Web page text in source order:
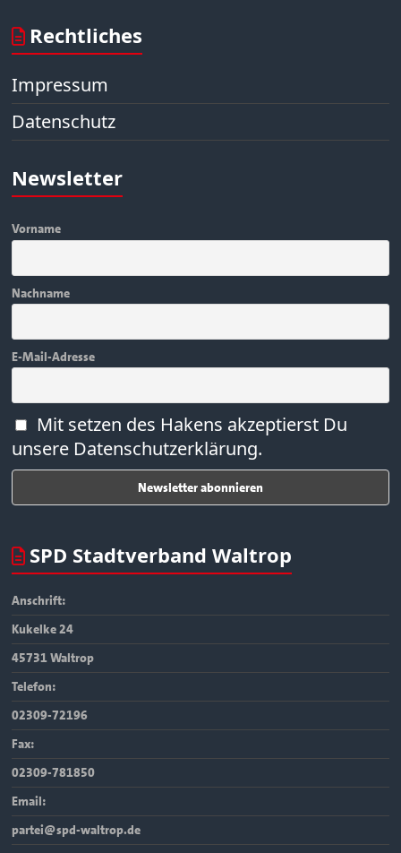
Rechtliches
Impressum
Datenschutz
Newsletter
Vorname
Nachname
E-Mail-Adresse
Mit setzen des Hakens akzeptierst Du
unsere Datenschutzerklärung.
SPD Stadtverband Waltrop
Anschrift:
Kukelke 24
45731 Waltrop
Telefon:
02309-72196
Fax:
02309-781850
Email:
partei@spd-waltrop.de